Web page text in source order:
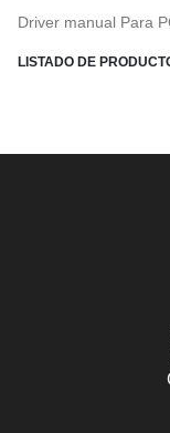
Driver manual Para
LISTADO DE